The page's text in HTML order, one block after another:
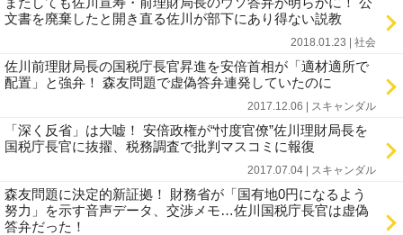
文書を廃棄したと開き直る佐川が部下にあり得ない説教
2018.01.23 | 社会
佐川前理財局長の国税庁長官昇進を安倍首相が「適材適所で
配置」と強弁！ 森友問題で虚偽答弁連発していたのに
2017.12.06 | スキャンダル
「深く反省」は大嘘！ 安倍政権が“忖度官僚”佐川理財局長を
国税庁長官に抜擢、税務調査で批判マスコミに報復
2017.07.04 | スキャンダル
森友問題に決定的新証拠！ 財務省が「国有地0円になるよう
努力」を示す音声データ、交渉メモ…佐川国税庁長官は虚偽
答弁だった！